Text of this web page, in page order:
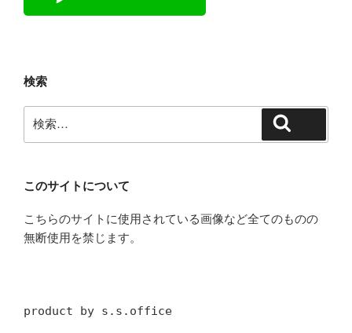
検索
索:
このサイトについて
こちらのサイトに使用されている画像など全てのものの
無断使用を禁じます。
product by s.s.office